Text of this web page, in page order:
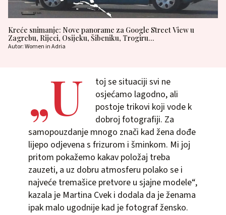
Kreće snimanje: Nove panorame za Google Street View u
Zagrebu, Rijeci, Osijeku, Šibeniku, Trogiru…
Autor: Women in Adria
„U
toj se situaciji svi ne
osjećamo lagodno, ali
postoje trikovi koji vode k
dobroj fotografiji. Za
samopouzdanje mnogo znači kad žena dođe
lijepo odjevena s frizurom i šminkom. Mi joj
pritom pokažemo kakav položaj treba
zauzeti, a uz dobru atmosferu polako se i
najveće tremašice pretvore u sjajne modele“,
kazala je Martina Cvek i dodala da je ženama
ipak malo ugodnije kad je fotograf žensko.